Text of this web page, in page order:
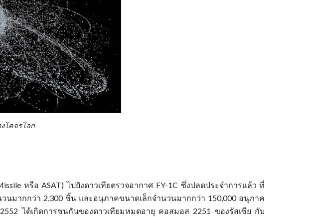
โคจรโลก
หรือ ASAT) ไปยังดาวเทียตรวจอากาศ FY-1C ซึ่งปลดประจำการแล้ว ที่
นมากกว่า 2,300 ชิ้น และอนุภาคขนาดเล็กจำนวนมากกว่า 150,000 อนุภาค
ได้เกิดการชนกันของดาวเทียมหมดอายุ คอสมอส 2251 ของรัสเซีย กับ